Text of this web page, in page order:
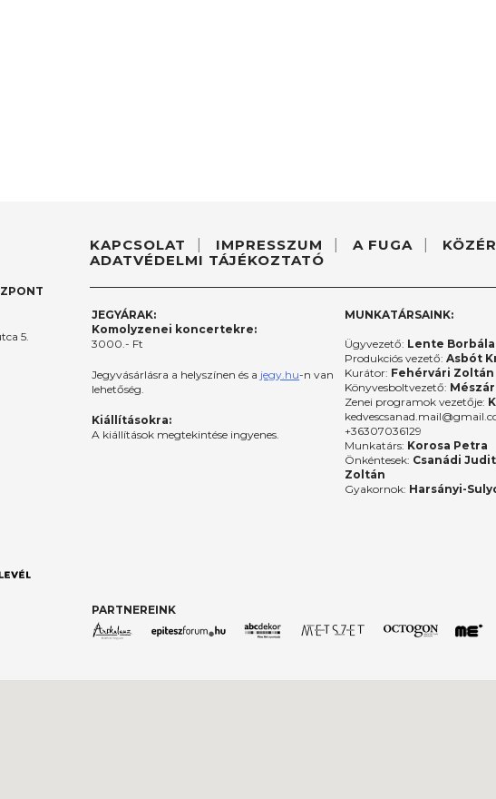
5.
KAPCSOLAT IMPRESSZUM A FUGA
ADATVÉDELMI TÁJÉKOZTATÓ
JEGYÁRAK:
Komolyzenei koncertekre:
3000.- Ft
Jegyvásárlásra a helyszínen és a jegy.hu-n van
lehetőség.
Kiállításokra:
A kiállítások megtekintése ingyenes.
MUNKATÁRSAINK:
Ügyvezető: Lente Borbála
Produkciós vezető: Asbót
Kurátor: Fehérvári Zoltán
Könyvesboltvezető:
Zenei programok vezetője:
+36307036129
Munkatárs: Korosa Petra
Önkéntesek: Csanádi
Zoltán
Gyakornok: Harsányi-
PARTNEREINK